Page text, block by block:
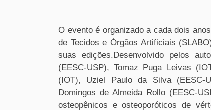
O evento é organizado a cada dois
de Tecidos e Órgãos Artificiais
suas edições.Desenvolvido pelos
(EESC-USP), Tomaz Puga Leivas
(IOT), Uziel Paulo da Silva (EESC-
Domingos de Almeida Rollo (EESC-
osteopênicos e osteoporóticos de